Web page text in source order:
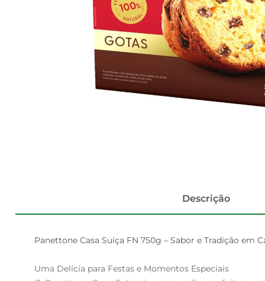
Descrição
Panettone Casa Suíça FN 750g – Sabor e Tradição em
Uma Delícia para Festas e Momentos Especiais